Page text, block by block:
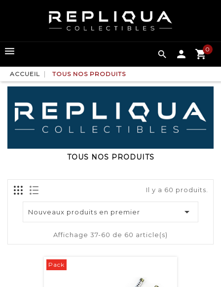
 0
ACCUEIL TOUS NOS PRODUITS
TOUS NOS PRODUITS
Il y a 60 produits.
Nouveaux produits en premier 
Affichage 37-60 de 60 article(s)
Pack